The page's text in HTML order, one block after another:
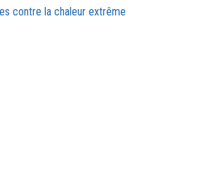
contre la chaleur extrême